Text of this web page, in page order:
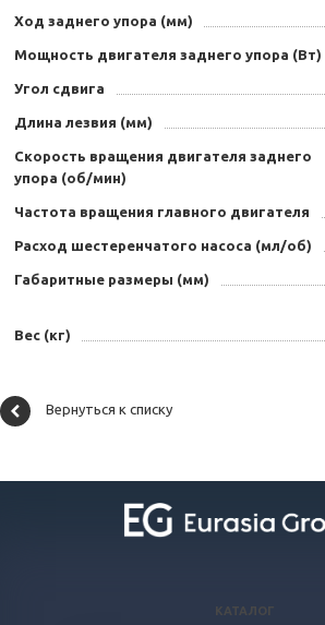
Ход заднего упора (мм)
Мощность двигателя заднего упора (Вт)
Угол сдвига
Длина лезвия (мм)
Скорость вращения двигателя заднего
упора (об/мин)
Частота вращения главного двигателя
Расход шестеренчатого насоса (мл/об)
Габаритные размеры (мм)
Вес (кг)
Вернуться к списку
КАТАЛОГ